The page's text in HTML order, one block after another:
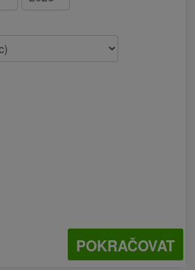
POKRAČOVAT